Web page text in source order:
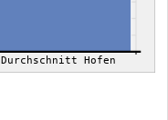
Durchschnitt Hofen